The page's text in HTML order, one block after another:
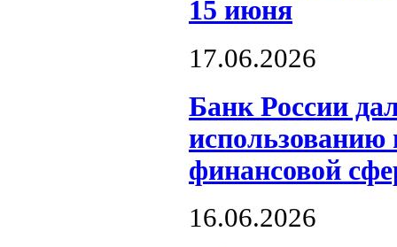
15 июня
17.06.2026
Банк России
использованию
финансовой
16.06.2026